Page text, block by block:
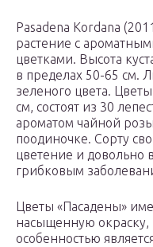
Pasadena Kordana
растение с
цветками. Высота
в пределах 50-65 см.
зеленого цвета.
см, состоят из 30
ароматом чайной
поодиночке. Сорту
цветение и довольно
грибковым
Цветы «Пасадены»
насыщенную окраску,
особенностью